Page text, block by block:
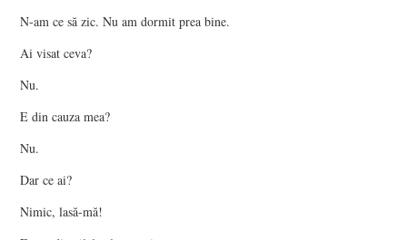
N-am ce să zic. Nu am dormit prea bine.
Ai visat ceva?
Nu.
E din cauza mea?
Nu.
Dar ce ai?
Nimic, lasă-mă!